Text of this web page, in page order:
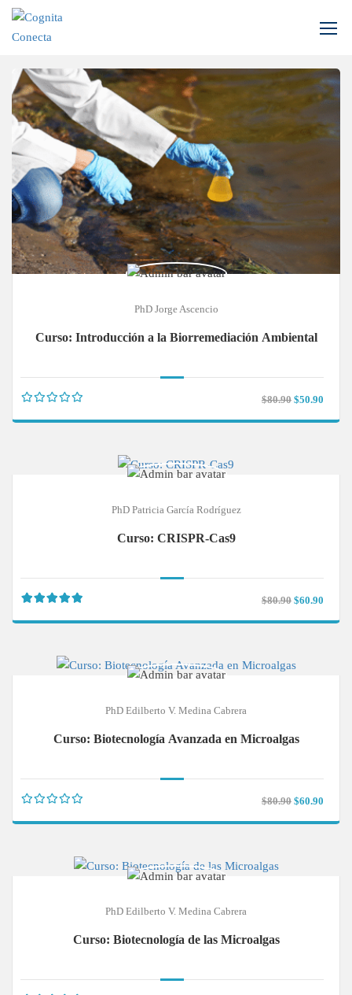
Inicio
PhD Jorge Ascencio
Curso: Introducción a la Biorremediación Ambiental
$80.90 $50.90
PhD Patricia García Rodríguez
Curso: CRISPR-Cas9
$80.90 $60.90
PhD Edilberto V. Medina Cabrera
Curso: Biotecnología Avanzada en Microalgas
$80.90 $60.90
PhD Edilberto V. Medina Cabrera
Curso: Biotecnología de las Microalgas